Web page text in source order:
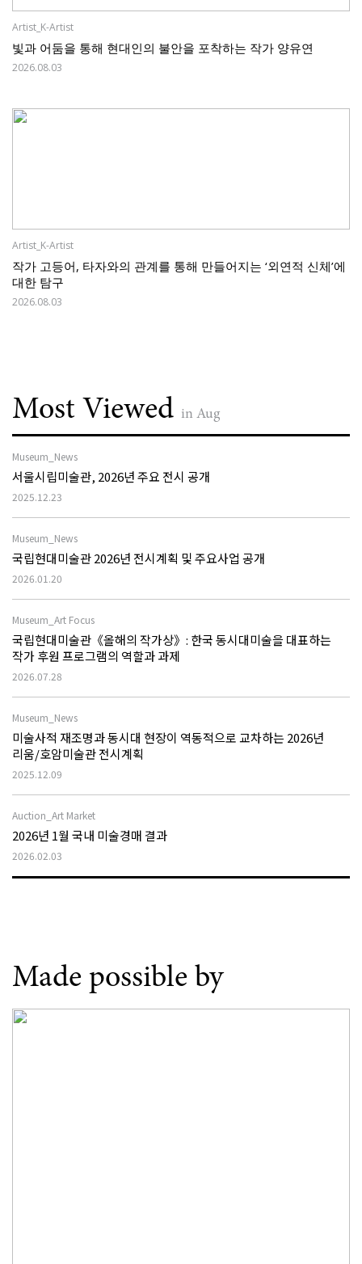
Artist_K-Artist
빛과 어둠을 통해 현대인의 불안을 포착하는 작가 양유연
2026.08.03
Artist_K-Artist
작가 고등어, 타자와의 관계를 통해 만들어지는 ‘외연적 신체’에
대한 탐구
2026.08.03
Most Viewed in Aug
Museum_News
서울시립미술관, 2026년 주요 전시 공개
2025.12.23
Museum_News
국립현대미술관 2026년 전시계획 및 주요사업 공개
2026.01.20
Museum_Art Focus
국립현대미술관《올해의 작가상》: 한국 동시대미술을 대표하는
작가 후원 프로그램의 역할과 과제
2026.07.28
Museum_News
미술사적 재조명과 동시대 현장이 역동적으로 교차하는 2026년
리움/호암미술관 전시계획
2025.12.09
Auction_Art Market
2026년 1월 국내 미술경매 결과
2026.02.03
Made possible by